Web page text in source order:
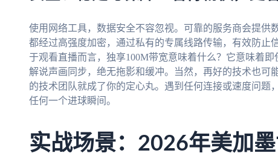
使用网络工具，数据安全不容忽视。可靠的服务商会提供
都经过高强度加密，通过私有的专属线路传输，有效防止
于观看直播而言，独享100M带宽意味着什么？它意味着
解说声画同步，绝无拖影和缓冲。当然，再好的技术也可
的技术团队就成了你的定心丸。遇到任何连接或速度问题
任何一个进球瞬间。
实战场景：2026年美加